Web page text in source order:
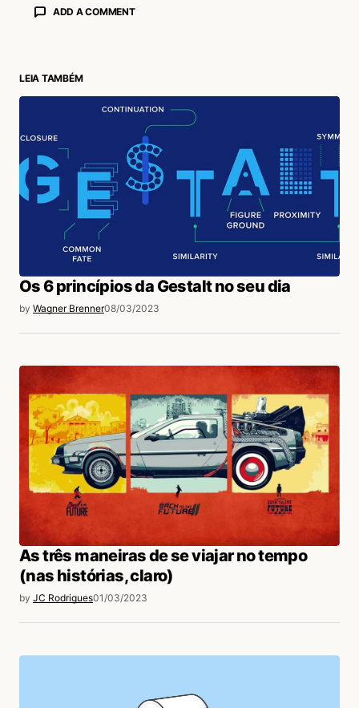
ADD A COMMENT
LEIA TAMBÉM
Os 6 princípios da Gestalt no seu dia
by Wagner Brenner08/03/2023
As três maneiras de se viajar no tempo
(nas histórias, claro)
by JC Rodrigues01/03/2023